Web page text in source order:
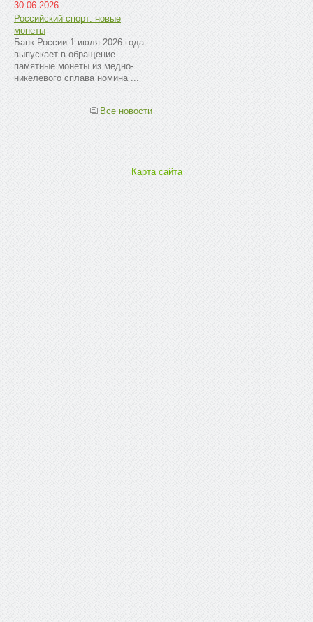
30.06.2026
Российский спорт: новые
монеты
Банк России 1 июля 2026 года
выпускает в обращение
памятные монеты из медно-
никелевого сплава номина ...
Все новости
Карта сайта